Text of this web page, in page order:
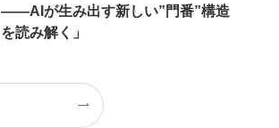
——AIが生み出す新しい”門番”構造
を読み解く」